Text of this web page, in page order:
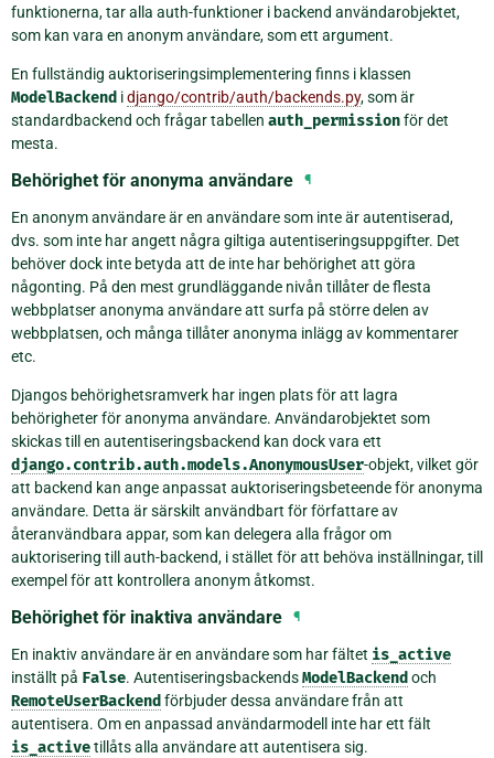
funktionerna, tar alla auth-funktioner i backend användarobjektet,
som kan vara en anonym användare, som ett argument.
En fullständig auktoriseringsimplementering finns i klassen
ModelBackend idjango/contrib/auth/backends.py, som är
standardbackend och frågar tabellen auth_permissionför det
mesta.
Behörighet för anonyma användare ¶
En anonym användare är en användare som inte är autentiserad,
dvs. som inte har angett några giltiga autentiseringsuppgifter. Det
behöver dock inte betyda att de inte har behörighet att göra
någonting. På den mest grundläggande nivån tillåter de flesta
webbplatser anonyma användare att surfa på större delen av
webbplatsen, och många tillåter anonyma inlägg av kommentarer
etc.
Djangos behörighetsramverk har ingen plats för att lagra
behörigheter för anonyma användare. Användarobjektet som
skickas till en autentiseringsbackend kan dock vara ett
django.contrib.auth.models.AnonymousUser-objekt, vilket gör
att backend kan ange anpassat auktoriseringsbeteende för anonyma
användare. Detta är särskilt användbart för författare av
återanvändbara appar, som kan delegera alla frågor om
auktorisering till auth-backend, i stället för att behöva inställningar, till
exempel för att kontrollera anonym åtkomst.
Behörighet för inaktiva användare ¶
En inaktiv användare är en användare som har fältet is_active
inställt på False. AutentiseringsbackendsModelBackend och
RemoteUserBackend förbjuder dessa användare från att
autentisera. Om en anpassad användarmodell inte har ett fält
is_activetillåts alla användare att autentisera sig.